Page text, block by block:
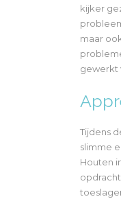
kijker
maar
gewerkt
Tijdens
slimme
Houten